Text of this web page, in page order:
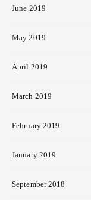
June 2019
May 2019
April 2019
March 2019
February 2019
January 2019
September 2018